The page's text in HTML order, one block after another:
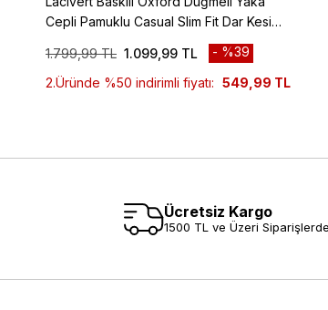
Cepli Pamuklu Casual Slim Fit Dar Kesim
1.099,99 TL
1.799,99 TL
%39
2.Üründe %50 indirimli fiyatı: 549,99 TL
Ücretsiz Kargo
1500 TL ve Üzeri Siparişlerde